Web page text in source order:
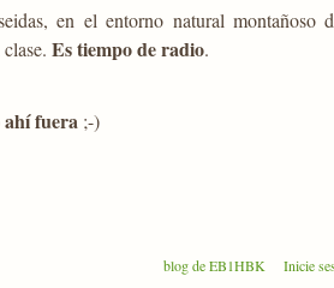
en el entorno natural montañoso
Es tiempo de radio.
fuera ;-)
blog de EB1HBK Inicie